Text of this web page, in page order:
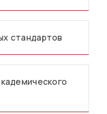
стандартов